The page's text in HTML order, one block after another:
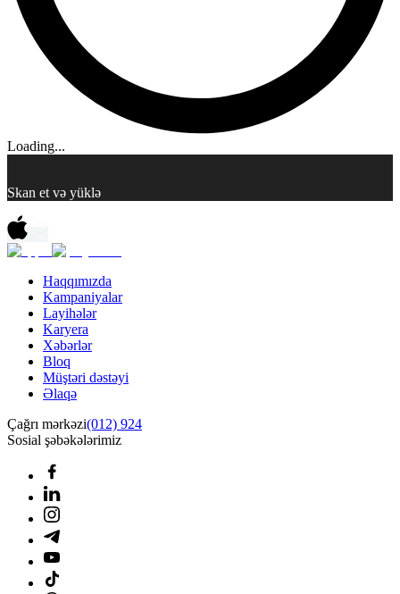
Loading...
Skan et və yüklə
Haqqımızda
Kampaniyalar
Layihələr
Karyera
Xəbərlər
Bloq
Müştəri dəstəyi
Əlaqə
Çağrı mərkəzi(012) 924
Sosial şəbəkələrimiz